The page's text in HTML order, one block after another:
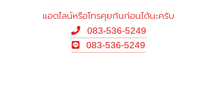
แอดไลน์หรือโทรคุยกันก่อนได้นะครับ
083-536-5249
083-536-5249